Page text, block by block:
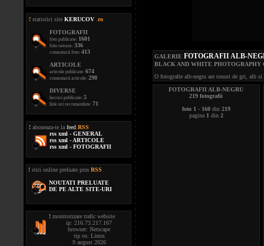
! statistici site KERUCOV ro
FOTOGRAFII
foto publicate: 1601
foto retrase: 336
comentarii foto: 413
ARTICOLE
articole publicate: 674
comentarii articole: 298
DIVERSE
lucrari publicate: 5
link-uri recomandate: 71
! aboneaza-te la feed RSS
rss xml - GENERAL
rss xml - ARTICOLE
rss xml - FOTOGRAFII
! stiri online preluate prin RSS
NOUTATI PRELUATE
DE PE ALTE SITE-URI
! monitorizare trafic website
ip: 216.73.217.167
browser: Netscape
tip os: Linux
9 august 2026
GALERIE FOTOGRAFII ALB-
BLACK AND WHITE PHOTOGRAPHY
O fotografie alb-negru are tonuri de gri, alb si
FOTOGRAFII ALB-NEGRU
219 fotografii
foto 1 - 160din 219
pagina 1 din 2